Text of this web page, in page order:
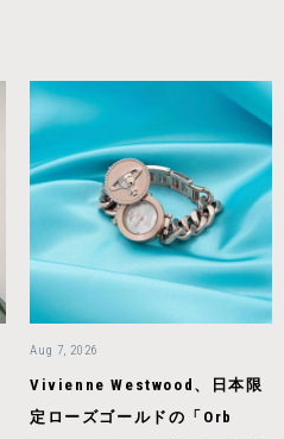
Aug 7, 2026
Vivienne Westwood、日本限
定ローズゴールドの「Orb